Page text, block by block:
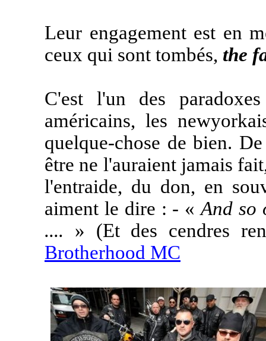
Leur engagement est en
ceux qui sont tombés, the
C'est l'un des
américains, les
quelque-chose de bien.
être ne l'auraient jamais
l'entraide, du don, en
aiment le dire : - «And so
.... » (Et des cendres
Brotherhood MC